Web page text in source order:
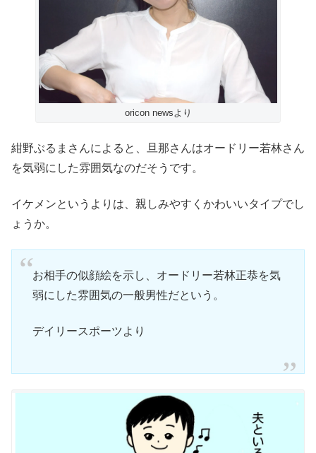
oricon newsより
紺野ぶるまさんによると、旦那さんはオードリー若林さん
を気弱にした雰囲気なのだそうです。
イケメンというよりは、親しみやすくかわいいタイプでし
ょうか。
お相手の似顔絵を示し、オードリー若林正恭を気
弱にした雰囲気の一般男性だという。
デイリースポーツより